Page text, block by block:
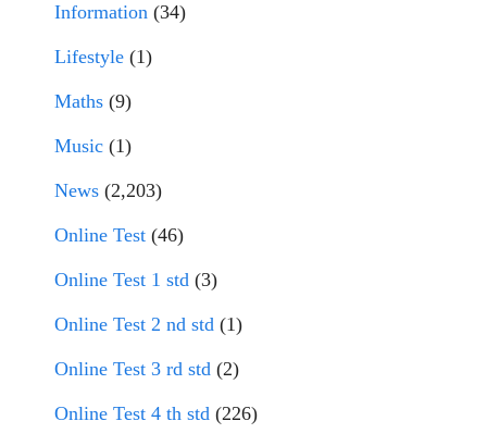
Information (34)
Lifestyle (1)
Maths (9)
Music (1)
News (2,203)
Online Test (46)
Online Test 1 std (3)
Online Test 2 nd std (1)
Online Test 3 rd std (2)
Online Test 4 th std (226)